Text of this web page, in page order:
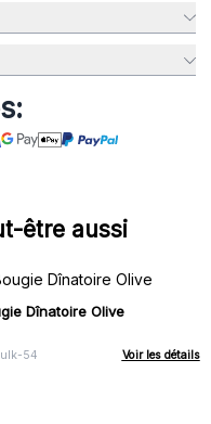
être aussi
Dînatoire Olive
54 Voir les détails